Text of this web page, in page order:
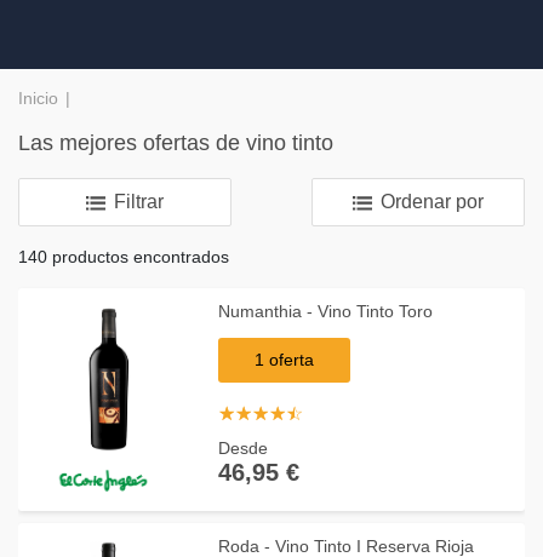
Inicio
Las mejores ofertas de vino tinto
Filtrar Ordenar por
140 productos encontrados
Numanthia - Vino Tinto Toro
1 oferta
☆☆☆☆☆
★★★★★
Desde
46,95 €
Roda - Vino Tinto I Reserva Rioja